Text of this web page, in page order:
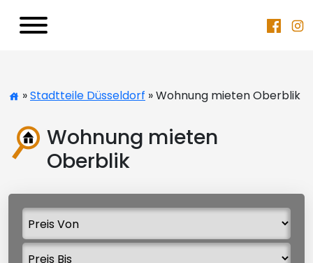
»Stadtteile Düsseldorf » Wohnung mieten Oberblik
Wohnung mieten
Oberblik